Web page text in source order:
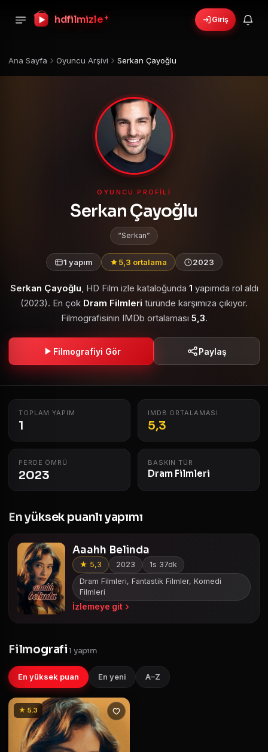
hdfilmizle + Giriş
Ana Sayfa Oyuncu Arşivi Serkan Çayoğlu
OYUNCU PROFILI
Serkan Çayoğlu
Serkan
1 yapım 5,3 ortalama 2023
Serkan Çayoğlu, HD Film izle kataloğunda 1 yapımda rol aldı
(2023). En çok Dram Filmleri türünde karşımıza çıkıyor.
Filmografisinin IMDb ortalaması 5,3.
Filmografiyi Gör Paylaş
TOPLAM YAPIM
1
IMDB ORTALAMASI
5,3
PERDE ÖMRÜ
2023
BASKIN TÜR
Dram Filmleri
En yüksek puanlı yapımı
Aaahh Belinda
★ 5,3 2023
1s 37dk
Dram Filmleri, Fantastik Filmler, Komedi
Filmleri
İzlemeye git
Filmografi1 yapım
En yüksek puan En yeni A–Z
★ 5.3